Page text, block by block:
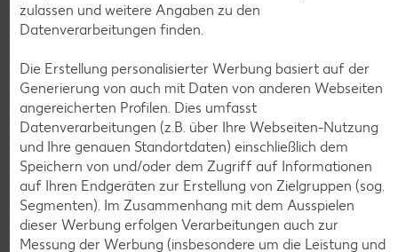
K-TAKE IT VEGGIE
Veganer Cocogurt vegan,
versch. Sorten
je 400-g-Becher
(1 kg = 3.23)
Weitere Angebote anzeigen
zulassen und weitere Angaben zu den
Datenverarbeitungen finden.
Die Erstellung personalisierter Werbung basiert auf der
Generierung von auch mit Daten von anderen Webseiten
angereicherten Profilen. Dies umfasst
Datenverarbeitungen (z.B. über Ihre Webseiten-Nutzung
und Ihre genauen Standortdaten) einschließlich dem
Speichern von und/oder dem Zugriff auf Informationen
auf Ihren Endgeräten zur Erstellung von Zielgruppen (sog.
Segmenten). Im Zusammenhang mit dem Ausspielen
dieser Werbung erfolgen Verarbeitungen auch zur
Messung der Werbung (insbesondere um die Leistung und